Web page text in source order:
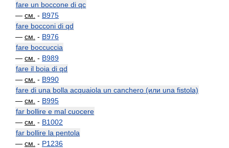
fare un boccone di qc
— см. - B975
fare bocconi di qd
— см. - B976
fare boccuccia
— см. - B989
fare il boia di qd
— см. - B990
fare di una bolla acquaiola un canchero (или una fistola)
— см. - B995
far bollire e mal cuocere
— см. - B1002
far bollire la pentola
— см. - P1236